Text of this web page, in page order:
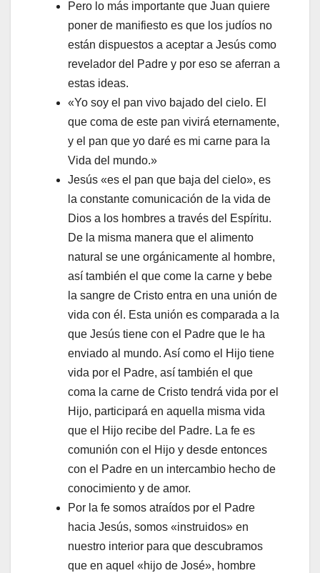
Pero lo más importante que Juan quiere
poner de manifiesto es que los judíos no
están dispuestos a aceptar a Jesús como
revelador del Padre y por eso se aferran a
estas ideas.
«Yo soy el pan vivo bajado del cielo. El
que coma de este pan vivirá eternamente,
y el pan que yo daré es mi carne para la
Vida del mundo.»
Jesús «es el pan que baja del cielo», es
la constante comunicación de la vida de
Dios a los hombres a través del Espíritu.
De la misma manera que el alimento
natural se une orgánicamente al hombre,
así también el que come la carne y bebe
la sangre de Cristo entra en una unión de
vida con él. Esta unión es comparada a la
que Jesús tiene con el Padre que le ha
enviado al mundo. Así como el Hijo tiene
vida por el Padre, así también el que
coma la carne de Cristo tendrá vida por el
Hijo, participará en aquella misma vida
que el Hijo recibe del Padre. La fe es
comunión con el Hijo y desde entonces
con el Padre en un intercambio hecho de
conocimiento y de amor.
Por la fe somos atraídos por el Padre
hacia Jesús, somos «instruidos» en
nuestro interior para que descubramos
que en aquel «hijo de José», hombre